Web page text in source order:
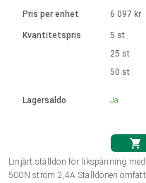
Enhetssystem
Kundkorg
Solenoids
Ø 28-42| 1-1400 rpm | <= 290Ncm
Styrningar borstlösa
Styrningar DC motorer
Drivsteg 2-6 A
Synkrona-Asynkrona | för 1-4 ställdon
Synkrona-Asynkrona | för 1-4 ställdon
Français (EUR)
Polski (EUR)
Pris per enhet
Kvantitetspris
Lagersaldo
6 097 kr
5 st
25 st
50 st
Ja
Linjärt ställdon för likspänning
500N ström 2,4A Ställdonen